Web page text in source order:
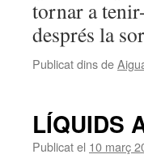
tornar a
després la
Publicat dins de
LÍQUIDS
Publicat el 10 març